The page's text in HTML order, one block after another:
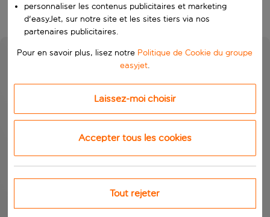
personnaliser les contenus publicitaires et marketing
d'easyJet, sur notre site et les sites tiers via nos
partenaires publicitaires.
Pour en savoir plus, lisez notre Politique de Cookie du groupe
easyjet.
Laissez-moi choisir
Accepter tous les cookies
Tout rejeter